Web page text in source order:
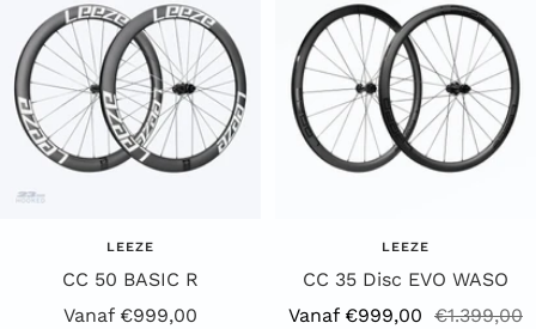
LEEZE
CC 50 BASIC R
Aanbiedingsprijs
Vanaf €999,00
LEEZE
CC 35 Disc EVO WASO
Aanbiedingsprijs
Vanaf €999,00 Reguliere
€1.399,00